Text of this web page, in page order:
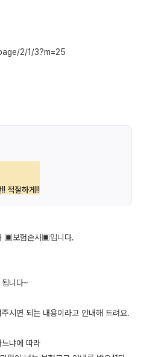
적절하게!!
▣보험손사▣입니다.
니다~
시면 되는 내용이라고 안내해 드려요.
냐에 따라